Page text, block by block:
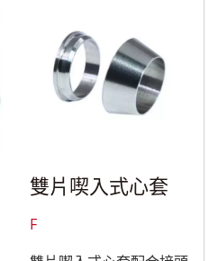
雙片喫入式心套
F